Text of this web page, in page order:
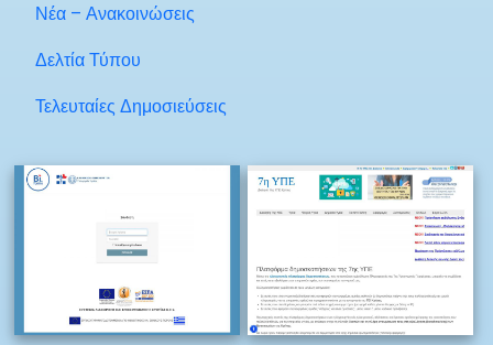
Νέα – Ανακοινώσεις
Δελτία Τύπου
Τελευταίες Δημοσιεύσεις